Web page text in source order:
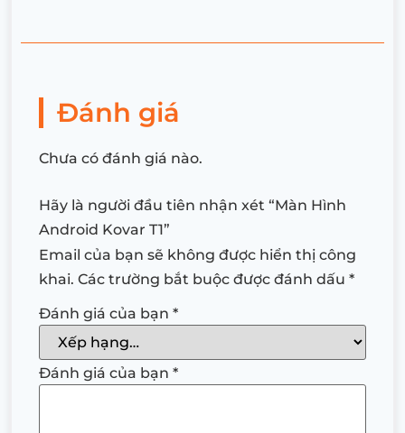
Đánh giá
Chưa có đánh giá nào.
Hãy là người đầu tiên nhận xét “Màn Hình
Android Kovar T1”
Email của bạn sẽ không được hiển thị công
khai. Các trường bắt buộc được đánh dấu *
Đánh giá của bạn *
Đánh giá của bạn *